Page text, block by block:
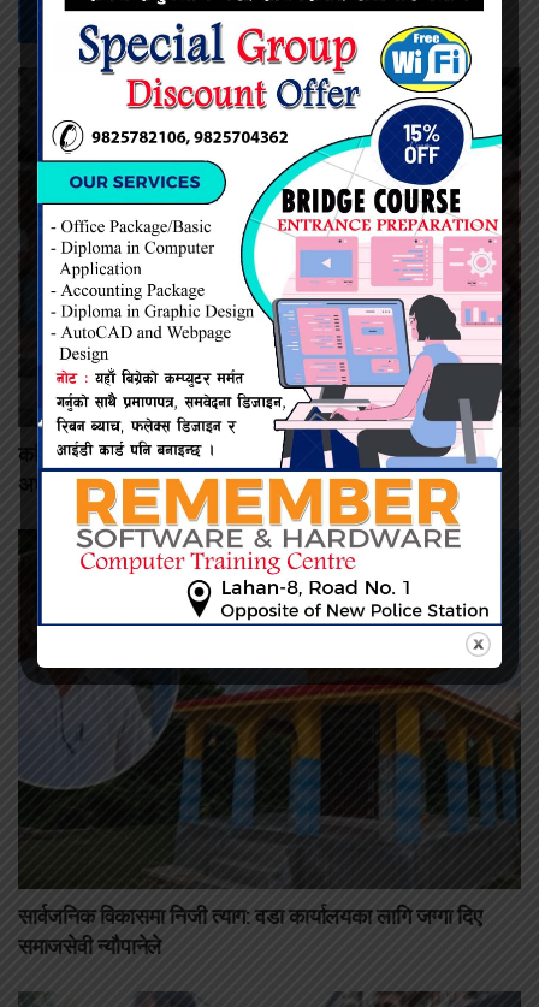
सम्बन्धित -समाचार
कमिशन नदिँदा दुःख दिइयो’ भन्ने सहकारी सञ्चालकको आरोप, वडा
अध्यक्षद्वारा अस्वीकार
सार्वजनिक विकासमा निजी त्याग: वडा कार्यालयका लागि जग्गा दिए
समाजसेवी न्यौपानेले